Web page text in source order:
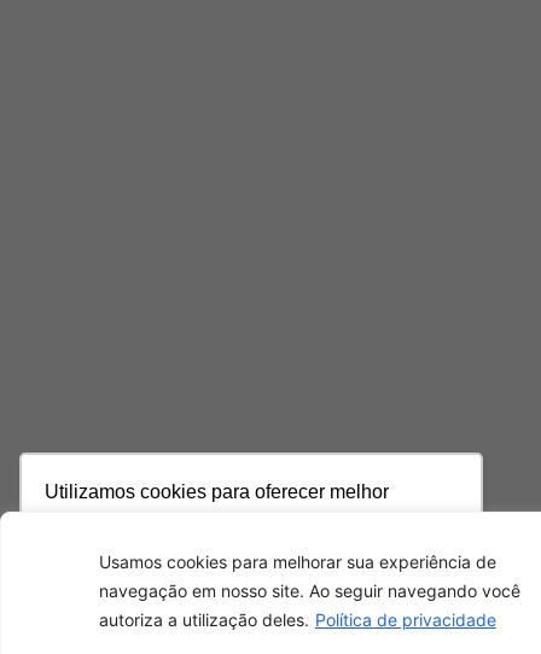
Utilizamos cookies para oferecer melhor
personalizar conteúdo. Ao utilizar este site, você
concorda com o uso de cookies.
Saiba mais
Usamos cookies para melhorar sua experiência de
navegação em nosso site. Ao seguir navegando você
autoriza a utilização deles. Política de privacidade